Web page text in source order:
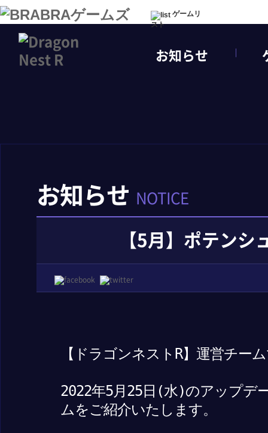
ゲームリ
スト
お知らせ
お知らせ NOTICE
【5月】ポテンシ
【ドラゴンネストR】運営チー
2022年5月25日(水)のアップデ
ムをご紹介いたします。